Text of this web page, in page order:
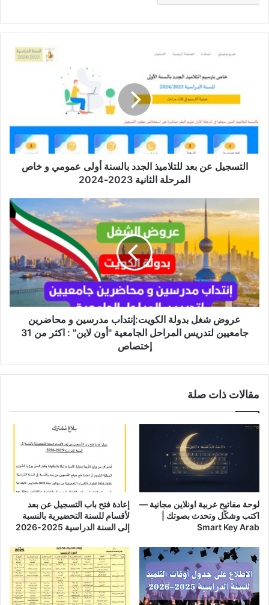
أولى
عمومي
و
خاص
2024
التسجيل عن بعد للتلاميذ الجدد بالسنة أولى عمومي و خاص
المرحلة الثانية 2023-2024
شغل
بدولة
الكويت:إنتداب
مدرسين
و
محاضرين
جامعيين
لتدريس
المراحل
الجامعية
:
من
عروض شغل بدولة الكويت:إنتداب مدرسين و محاضرين
جامعيين لتدريس المراحل الجامعية "أون لاين" : اكثر من 31
إختصاص
مقالات ذات صلة
لوحة مفاتيح عربية اونلاين مجانية —
اكتب وشكّل وتحدث بصوتك |
Smart Key Arab
إعادة فتح باب التسجيل عن بعد
لأقسام للسنة التحضيرية بالنسبة
إلى السنة الدراسية 2025-2026